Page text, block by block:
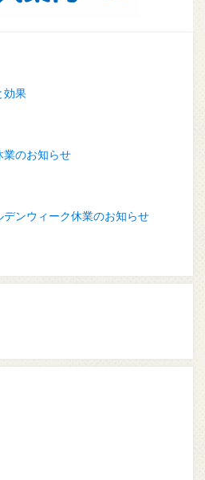
効果
業のお知らせ
デンウィーク休業のお知らせ